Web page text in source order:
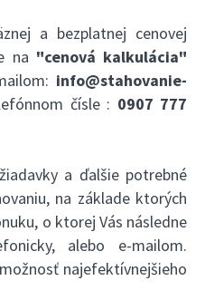
a bezplatnej cenovej
na "cenová kalkulácia"
info@stahovanie-
čísle : 0907 777
a ďalšie potrebné
na základe ktorých
o ktorej Vás následne
alebo e-mailom.
najefektívnejšieho